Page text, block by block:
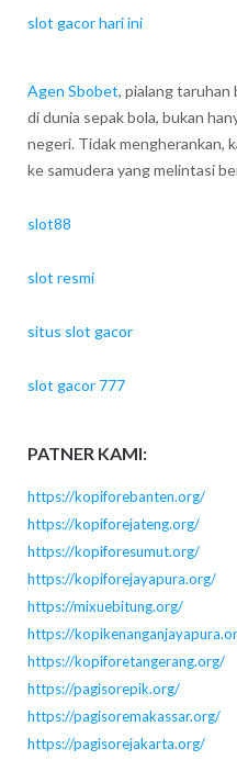
slot gacor hari ini
Agen Sbobet, pialang taruhan
di dunia sepak bola, bukan
negeri. Tidak mengherankan,
ke samudera yang melintasi
slot88
slot resmi
situs slot gacor
slot gacor 777
PATNER KAMI:
https://kopiforebanten.org/
https://kopiforejateng.org/
https://kopiforesumut.org/
https://kopiforejayapura.org/
https://mixuebitung.org/
https://
https://kopiforetangerang.org/
https://pagisorepik.org/
https://pagisoremakassar.org/
https://pagisorejakarta.org/